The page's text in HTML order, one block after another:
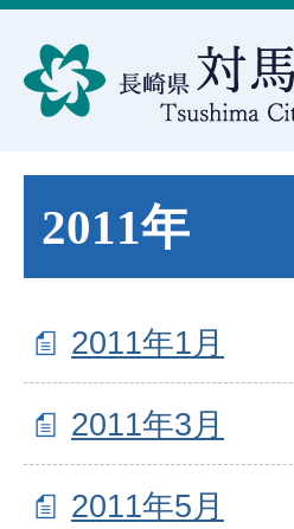
2011年
2011年1月
2011年3月
2011年5月